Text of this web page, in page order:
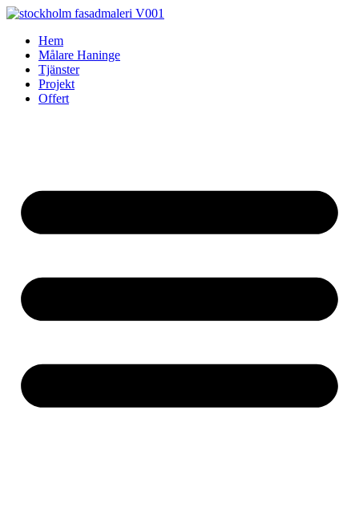
Skip
contentHem
Målare Haninge
Tjänster
Projekt
Offert